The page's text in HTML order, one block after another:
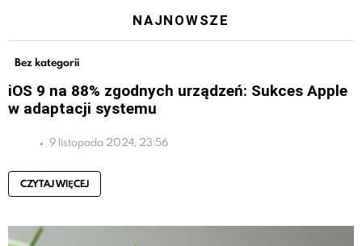
NAJNOWSZE
Bez kategorii
iOS 9 na 88% zgodnych urządzeń: Sukces Apple
w adaptacji systemu
9 listopada 2024, 23:56
CZYTAJ WIĘCEJ